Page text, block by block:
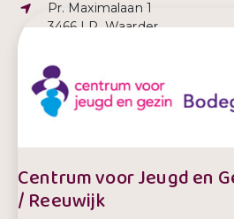
Adres:
Pr. Maximalaan 1
3466 LP, Waarder
Telefoonnummer:
06-4940 3983
Centrum voor Jeugd en
/ Reeuwijk